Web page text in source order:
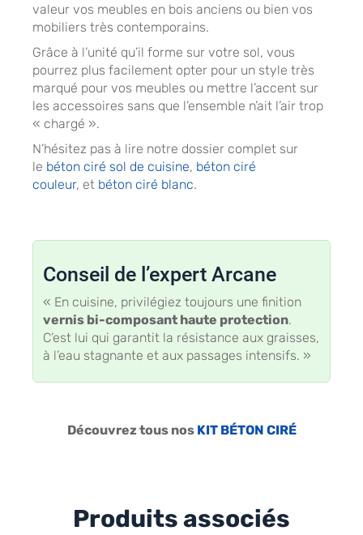
valeur vos meubles en bois anciens ou bien vos
mobiliers très contemporains.
Grâce à l’unité qu’il forme sur votre sol, vous
pourrez plus facilement opter pour un style très
marqué pour vos meubles ou mettre l’accent sur
les accessoires sans que l’ensemble n’ait l’air trop
« chargé ».
N’hésitez pas à lire notre dossier complet sur
le béton ciré sol de cuisine, béton ciré
couleur, et béton ciré blanc.
Conseil de l’expert Arcane
« En cuisine, privilégiez toujours une finition
vernis bi-composant haute protection.
C’est lui qui garantit la résistance aux graisses,
à l’eau stagnante et aux passages intensifs. »
Découvrez tous nos KIT BÉTON CIRÉ
Produits associés